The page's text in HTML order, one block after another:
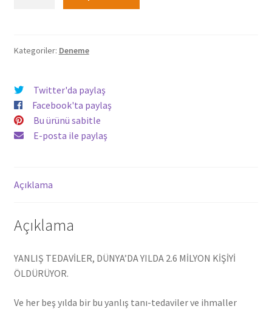
596,00₺.
Korkmaz
Kategoriler: Deneme
Twitter'da paylaş
Facebook'ta paylaş
Bu ürünü sabitle
E-posta ile paylaş
Açıklama
Açıklama
YANLIŞ TEDAVİLER, DÜNYA’DA YILDA 2.6 MİLYON KİŞİYİ
ÖLDÜRÜYOR.
Ve her beş yılda bir bu yanlış tanı-tedaviler ve ihmaller